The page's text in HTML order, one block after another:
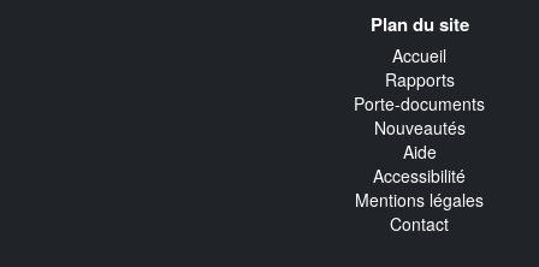
Plan du site
Accueil
Rapports
Porte-documents
Nouveautés
Aide
Accessibilité
Mentions légales
Contact